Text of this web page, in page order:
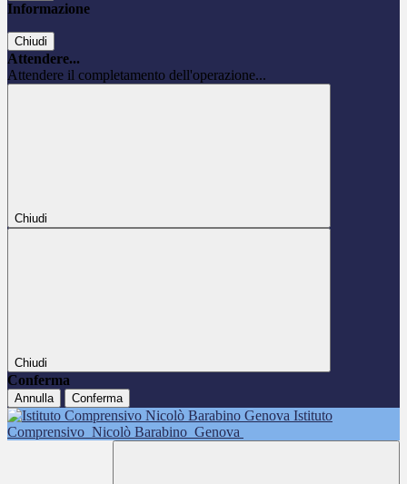
Informazione
Chiudi
Attendere...
Attendere il completamento dell'operazione...
Chiudi
Chiudi
Conferma
Annulla Conferma
Istituto
Comprensivo Nicolò Barabino Genova